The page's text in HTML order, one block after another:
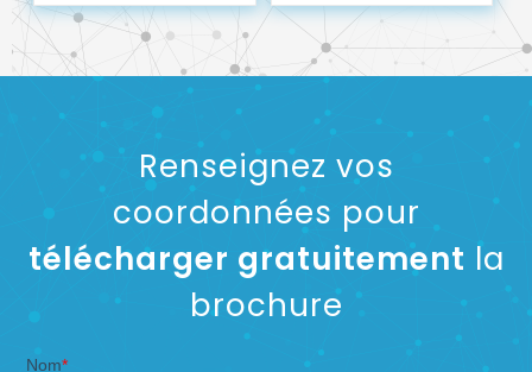
Renseignez vos
coordonnées pour
télécharger gratuitement la
brochure